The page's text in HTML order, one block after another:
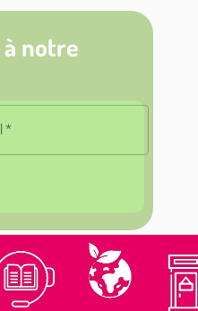
notre
*